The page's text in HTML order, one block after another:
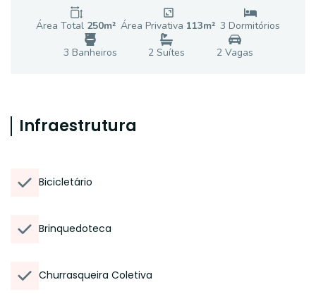
Área Total 250m² Área Privativa 113m² 3 Dormitórios
3 Banheiros 2 Suítes 2Vagas
Infraestrutura
Bicicletário
Brinquedoteca
Churrasqueira Coletiva